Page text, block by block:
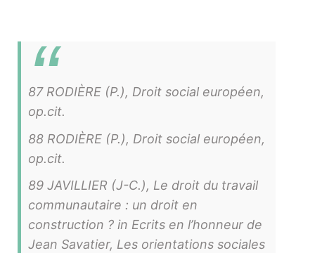
87 RODIÈRE (P.), Droit social européen,
op.cit.
88 RODIÈRE (P.), Droit social européen,
op.cit.
89 JAVILLIER (J-C.), Le droit du travail
communautaire : un droit en
construction ? in Ecrits en l’honneur de
Jean Savatier, Les orientations sociales